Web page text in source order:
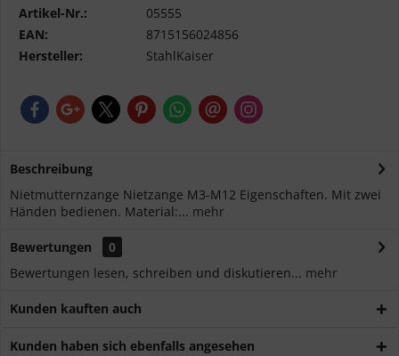
Artikel-Nr.:
05555
EAN:
8715156024856
Hersteller:
StahlKaiser
Beschreibung
Nietmutternzange Nietzange M3-M12 Eigenschaften. Mit zwei
Händen bedienen. Material:... mehr
Bewertungen
0
Bewertungen lesen, schreiben und diskutieren... mehr
Kunden kauften auch
Kunden haben sich ebenfalls angesehen